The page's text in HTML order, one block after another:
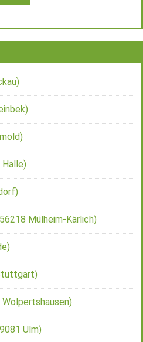
Mülheim-Kärlich)
Ulm)